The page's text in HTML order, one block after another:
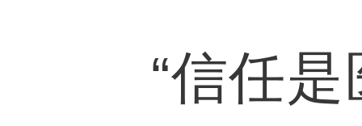
“信任是